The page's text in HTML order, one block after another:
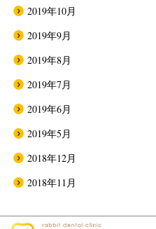
2019年10月
2019年9月
2019年8月
2019年7月
2019年6月
2019年5月
2018年12月
2018年11月